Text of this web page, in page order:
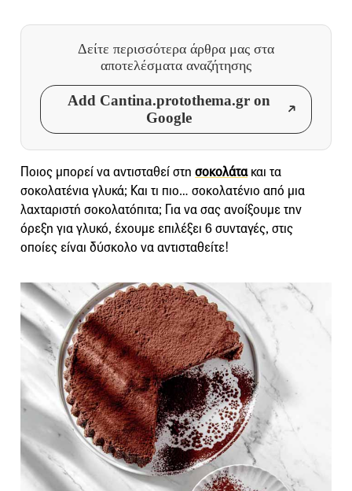
Δείτε περισσότερα άρθρα μας στα
αποτελέσματα αναζήτησης
Add Cantina.protothema.gr on
Google
Ποιος μπορεί να αντισταθεί στη σοκολάτακαι τα
σοκολατένια γλυκά; Και τι πιο… σοκολατένιο από μια
λαχταριστή σοκολατόπιτα; Για να σας ανοίξουμε την
όρεξη για γλυκό, έχουμε επιλέξει 6 συνταγές, στις
οποίες είναι δύσκολο να αντισταθείτε!